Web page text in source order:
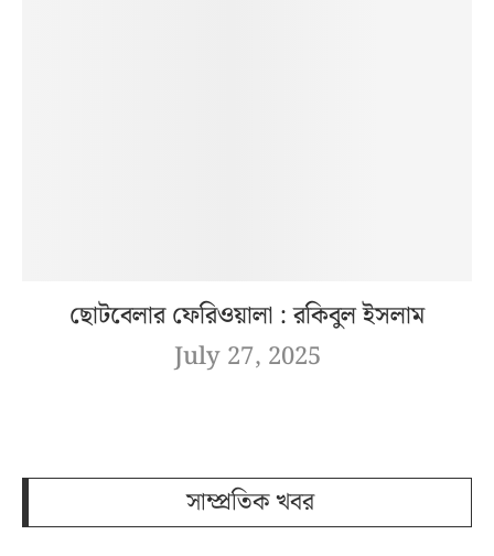
ছোটবেলার ফেরিওয়ালা : রকিবুল ইসলাম
July 27, 2025
সাম্প্রতিক খবর